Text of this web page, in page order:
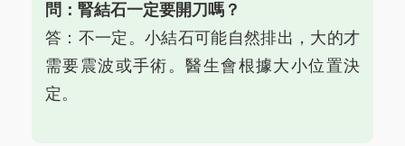
問：腎結石一定要開刀嗎？
答：不一定。小結石可能自然排出，大的才
需要震波或手術。醫生會根據大小位置決
定。